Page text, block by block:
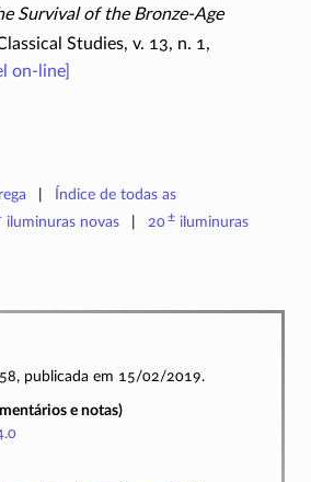
Survival of the Bronze-Age
Studies, v. 13, n. 1,
on-line]
Índice de todas as
iluminuras novas 20±iluminuras
publicada em 15/02/2019.
e notas)